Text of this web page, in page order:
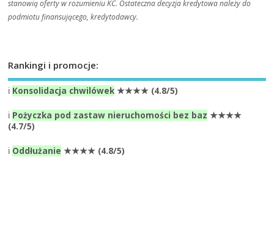
stanowią oferty w rozumieniu KC. Ostateczna decyzja kredytowa należy do
podmiotu finansującego, kredytodawcy.
Rankingi i promocje:
ℹ️ Konsolidacja chwilówek ★★★★ (4.8/5)
ℹ️ Pożyczka pod zastaw nieruchomości bez baz ★★★★
(4.7/5)
ℹ️ Oddłużanie ★★★★ (4.8/5)